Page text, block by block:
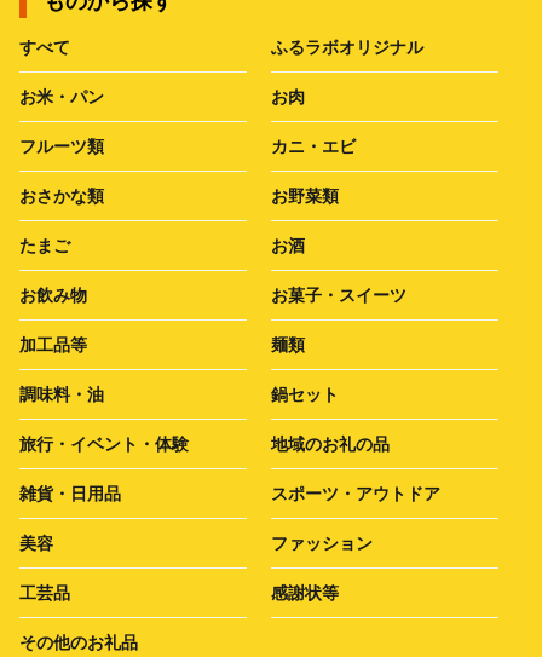
すべて ふるラボオリジナル
お米・パン お肉
フルーツ類 カニ・エビ
おさかな類 お野菜類
たまご お酒
お飲み物 お菓子・スイーツ
加工品等 麺類
調味料・油 鍋セット
旅行・イベント・体験 地域のお礼の品
雑貨・日用品 スポーツ・アウトドア
美容 ファッション
工芸品 感謝状等
その他のお礼品